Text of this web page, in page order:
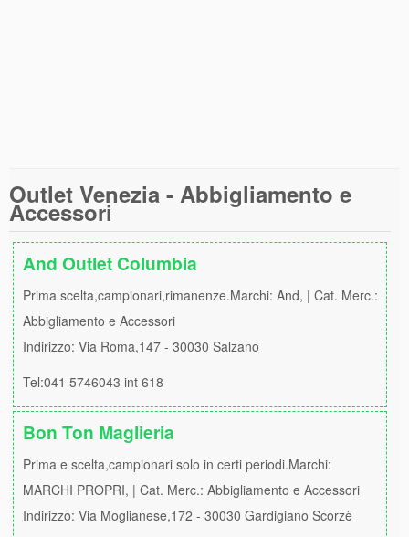
Outlet Venezia - Abbigliamento e
Accessori
And Outlet Columbia
Prima scelta,campionari,rimanenze.Marchi: And, | Cat. Merc.:
Abbigliamento e Accessori
Indirizzo: Via Roma,147 - 30030 Salzano
Tel:041 5746043 int 618
Bon Ton Maglieria
Prima e scelta,campionari solo in certi periodi.Marchi:
MARCHI PROPRI, | Cat. Merc.: Abbigliamento e Accessori
Indirizzo: Via Moglianese,172 - 30030 Gardigiano Scorzè